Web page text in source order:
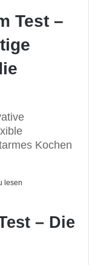
Test –
Kochen
lesen
– Die